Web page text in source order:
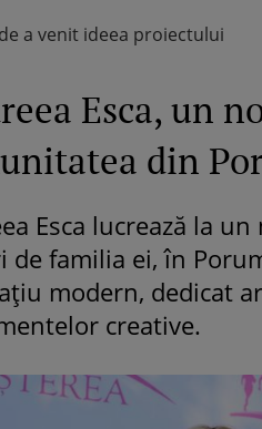
a venit ideea proiectului
Esca, un
din
Esca lucrează la
de familia ei, în
modern, dedicat
creative.